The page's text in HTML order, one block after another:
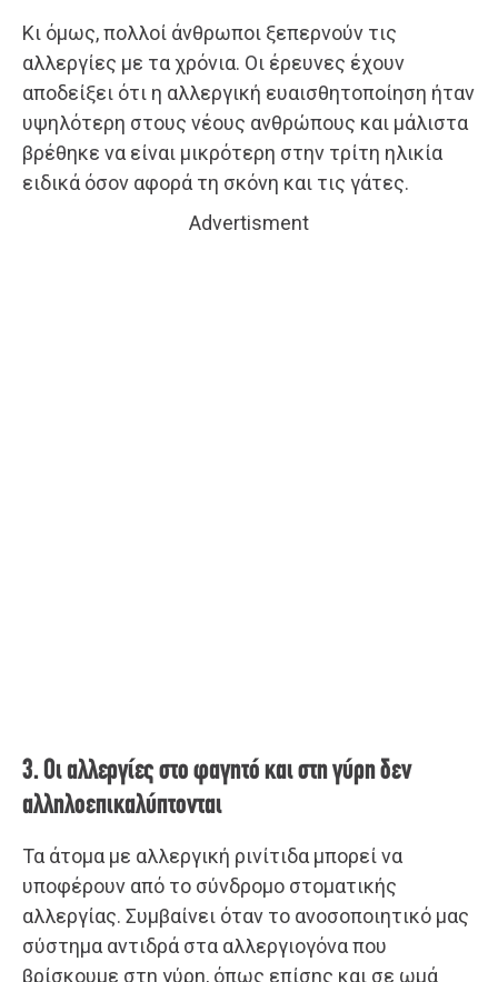
Κι όμως, πολλοί άνθρωποι ξεπερνούν τις
αλλεργίες με τα χρόνια. Οι έρευνες έχουν
αποδείξει ότι η αλλεργική ευαισθητοποίηση ήταν
υψηλότερη στους νέους ανθρώπους και μάλιστα
βρέθηκε να είναι μικρότερη στην τρίτη ηλικία
ειδικά όσον αφορά τη σκόνη και τις γάτες.
Advertisment
3. Οι αλλεργίες στο φαγητό και στη γύρη δεν
αλληλοεπικαλύπτονται
Τα άτομα με αλλεργική ρινίτιδα μπορεί να
υποφέρουν από το σύνδρομο στοματικής
αλλεργίας. Συμβαίνει όταν το ανοσοποιητικό μας
σύστημα αντιδρά στα αλλεργιογόνα που
βρίσκουμε στη γύρη, όπως επίσης και σε ωμά